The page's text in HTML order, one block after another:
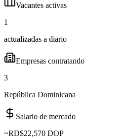
Vacantes activas
1
actualizadas a diario
Empresas contratando
3
República Dominicana
Salario de mercado
~RD$22,570 DOP